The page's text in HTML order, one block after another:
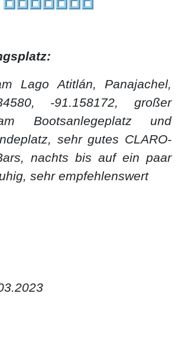
Lago Atitlán, Panajachel,
-91.158172, großer
Bootsanlegeplatz und
sehr gutes CLARO-
nachts bis auf ein paar
sehr empfehlenswert